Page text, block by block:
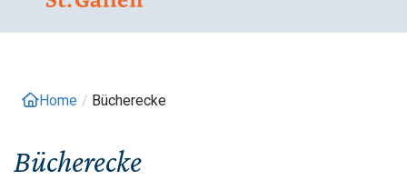
Home / Bücherecke
Bücherecke